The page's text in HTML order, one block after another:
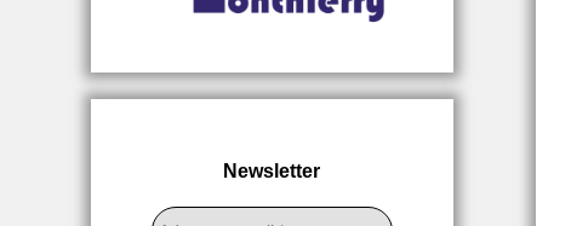
Newsletter